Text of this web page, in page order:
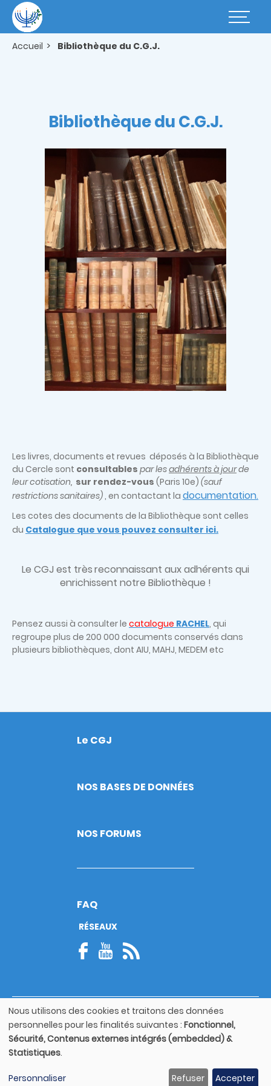
contenu
principal
Basculer
Accueil Bibliothèque du C.G.J.
Bibliothèque du C.G.J.
Les livres, documents et revues déposés à la Bibliothèque
du Cercle sont consultables par lesadhérents à jourde
leur cotisation, sur rendez-vous (Paris 10e) (sauf
restrictions sanitaires), en contactant la documentation.
Les cotes des documents de la Bibliothèque sont celles
du Catalogue que vous pouvez consulter ici.
Le CGJ est trèsreconnaissant aux adhérents qui
enrichissent notre Bibliothèque !
Pensez aussi à consulter le catalogue RACHEL, qui
regroupe plus de 200 000 documents conservés dans
plusieurs bibliothèques, dont AIU, MAHJ, MEDEM etc
Footer
Le CGJ
NOS BASES DE DONNÉES
NOS FORUMS
FAQ
RÉSEAUX
© Copyright 2026
Footer
bottom
Mentions légales
Utilisation
des
données
personnelles
et
Nous utilisons des cookies et traitons des données
personnelles pour les finalités suivantes : Fonctionnel,
Sécurité, Contenus externes intégrés (embedded) &
Statistiques.
Personnaliser Refuser Accepter